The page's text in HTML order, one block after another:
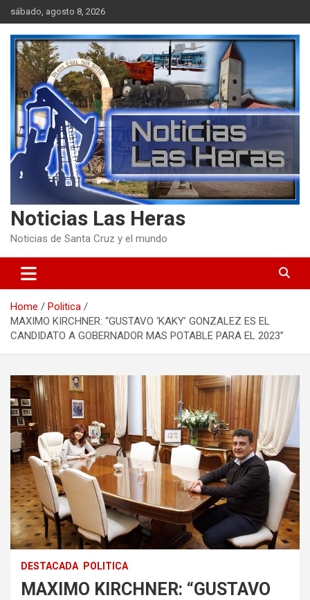
Skip
to
content
sábado, agosto 8, 2026
Noticias Las Heras
Noticias de Santa Cruz y el mundo
Home
Politica
MAXIMO KIRCHNER: “GUSTAVO ‘KAKY’ GONZALEZ ES EL
CANDIDATO A GOBERNADOR MAS POTABLE PARA EL 2023”
DESTACADA POLITICA
MAXIMO KIRCHNER: “GUSTAVO